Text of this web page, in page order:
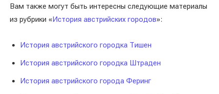
Вам также могут быть интересны следующие материалы
из рубрики « История австрийских городов»:
История австрийского городка Тишен
История австрийского городка Штраден
История австрийского города Феринг